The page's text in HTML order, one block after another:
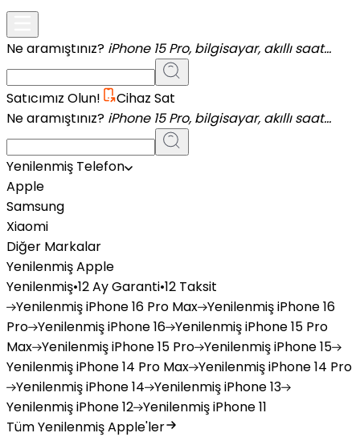
Ne aramıştınız? iPhone 15 Pro, bilgisayar, akıllı saat...
Satıcımız Olun!
Cihaz Sat
Ne aramıştınız? iPhone 15 Pro, bilgisayar, akıllı saat...
Yenilenmiş Telefon
Apple
Samsung
Xiaomi
Diğer Markalar
Yenilenmiş Apple
Yenilenmiş•12 Ay Garanti•12 Taksit
YenilenmişiPhone 16 Pro Max YenilenmişiPhone 16
Pro YenilenmişiPhone 16 YenilenmişiPhone 15 Pro
Max YenilenmişiPhone 15 Pro YenilenmişiPhone 15
YenilenmişiPhone 14 Pro Max YenilenmişiPhone 14 Pro
YenilenmişiPhone 14 YenilenmişiPhone 13
YenilenmişiPhone 12 YenilenmişiPhone 11
Tüm Yenilenmiş Apple'ler